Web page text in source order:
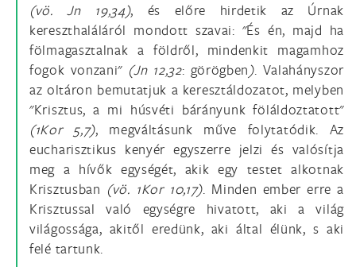
(vö.
Jn 19,34), és előre hirdetik az Úrnak
kereszthaláláról mondott szavai: "És én, majd ha
fölmagasztalnak a földről, mindenkit magamhoz
fogok vonzani" (Jn 12,32: görögben). Valahányszor
az oltáron bemutatjuk a keresztáldozatot, melyben
"Krisztus, a mi húsvéti bárányunk föláldoztatott"
(1Kor 5,7), megváltásunk műve folytatódik. Az
eucharisztikus kenyér egyszerre jelzi és valósítja
meg a hívők egységét, akik egy testet alkotnak
Krisztusban (vö. 1Kor 10,17). Minden ember erre a
Krisztussal való egységre hivatott, aki a világ
világossága, akitől eredünk, aki által élünk, s aki
felé tartunk.